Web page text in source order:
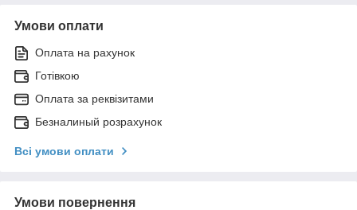
Умови оплати
Оплата на рахунок
Готівкою
Оплата за реквізитами
Безналиный розрахунок
Всі умови оплати
Умови повернення